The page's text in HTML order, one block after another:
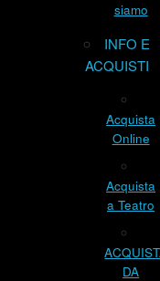
siamo
INFO E
ACQUISTI
Acquista
Online
Acquista
a Teatro
DA